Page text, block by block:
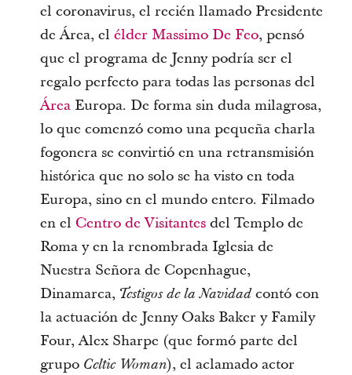
el coronavirus, el recién llamado Presidente
de Área, el élder Massimo De Feo, pensó
que el programa de Jenny podría ser el
regalo perfecto para todas las personas del
ÁreaEuropa. De forma sin duda milagrosa,
lo que comenzó como una pequeña charla
fogonera se convirtió en una retransmisión
histórica que no solo se ha visto en toda
Europa, sino en el mundo entero. Filmado
en el Centro de Visitantesdel Templo de
Roma y en la renombrada Iglesia de
Nuestra Señora de Copenhague,
Dinamarca, Testigos de la Navidadcontó con
la actuación de Jenny Oaks Baker y Family
Four, Alex Sharpe (que formó parte del
grupo Celtic Woman), el aclamado actor